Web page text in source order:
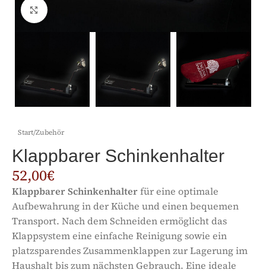
Click to enlarge
Start/Zubehör
Klappbarer Schinkenhalter
52,00€
Klappbarer Schinkenhalterfür eine optimale
Aufbewahrung in der Küche und einen bequemen
Transport. Nach dem Schneiden ermöglicht das
Klappsystem eine einfache Reinigung sowie ein
platzsparendes Zusammenklappen zur Lagerung im
Haushalt bis zum nächsten Gebrauch. Eine ideale